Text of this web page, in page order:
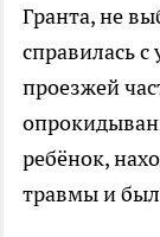
Гранта, не
справилась
проезжей
ребёнок,
травмы и был